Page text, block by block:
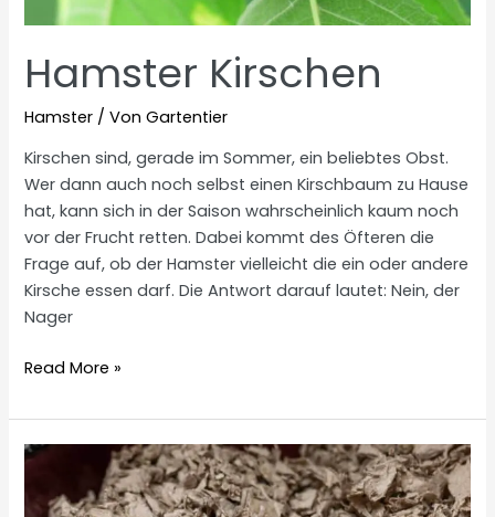
Hamster Kirschen
Hamster / VonGartentier
Kirschen sind, gerade im Sommer, ein beliebtes Obst.
Wer dann auch noch selbst einen Kirschbaum zu Hause
hat, kann sich in der Saison wahrscheinlich kaum noch
vor der Frucht retten. Dabei kommt des Öfteren die
Frage auf, ob der Hamster vielleicht die ein oder andere
Kirsche essen darf. Die Antwort darauf lautet: Nein, der
Nager
Hamster
Read More »